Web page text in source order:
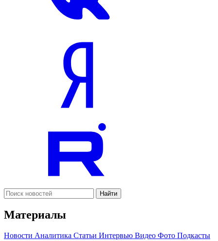
Найти
Материалы
Новости Аналитика Статьи Интервью Видео Фото Подкасты